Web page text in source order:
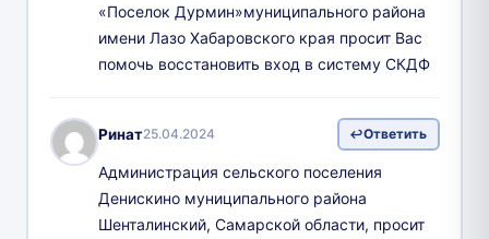
«Поселок Дурмин»муниципального района
имени Лазо Хабаровского края просит Вас
помочь восстановить вход в систему СКДФ
Ринат25.04.2024 Ответить
Администрация сельского поселения
Денискино муниципального района
Шенталинский, Самарской области, просит